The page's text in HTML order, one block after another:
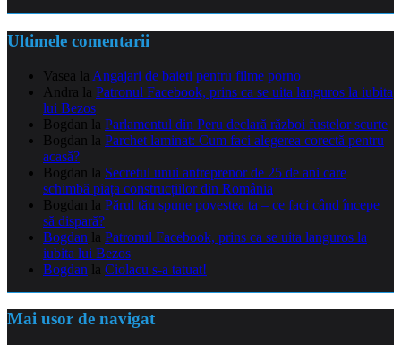
Ultimele comentarii
Vasea la Angajari de baieti pentru filme porno
Andra la Patronul Facebook, prins ca se uita languros la iubita
lui Bezos
Bogdan la Parlamentul din Peru declară război fustelor scurte
Bogdan la Parchet laminat: Cum faci alegerea corectă pentru
acasă?
Bogdan la Secretul unui antreprenor de 25 de ani care
schimbă piața construcțiilor din România
Bogdan la Părul tău spune povestea ta – ce faci când începe
să dispară?
Bogdan la Patronul Facebook, prins ca se uita languros la
iubita lui Bezos
Bogdan la Ciolacu s-a tatuat!
Mai usor de navigat